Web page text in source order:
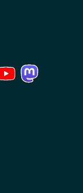
Fenster)Fenster)
ein neues Fenster)
öffnet ein neues
(Link öffnet ein